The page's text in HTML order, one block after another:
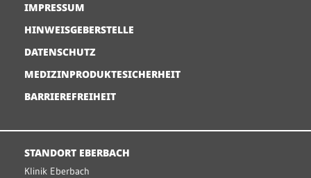
IMPRESSUM
HINWEISGEBERSTELLE
DATENSCHUTZ
MEDIZINPRODUKTESICHERHEIT
BARRIEREFREIHEIT
STANDORT EBERBACH
Klinik Eberbach